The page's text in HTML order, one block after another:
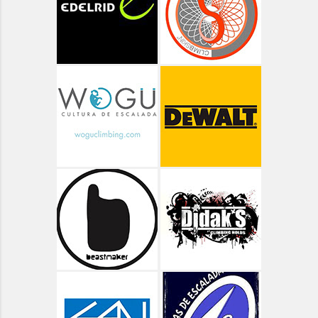
Aragón - Ordesa ruta de las Cascadas
Aragón - Pico Arriel
Aragón - Valle de Bujaruelo
Aragón - Valle de Ordiso
Aragón - Vías Clásicas
Arbolí Bloque
Asturias
Asturias - Circular Lagos de Covadonga
Asturias - Oriente - Carbes
Asturias - Oriente - Cuevas del Mar